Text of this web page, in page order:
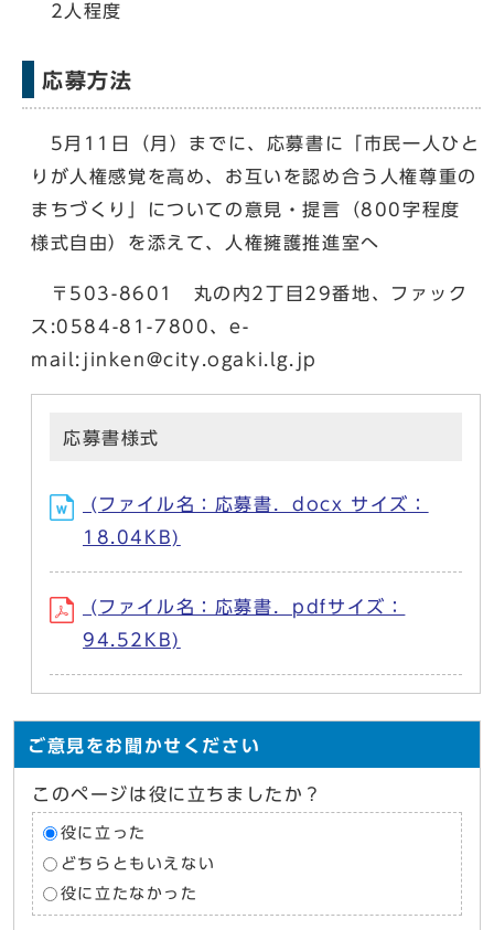
2人程度
応募方法
5月11日（月）までに、応募書に「市民一人ひと
りが人権感覚を高め、お互いを認め合う人権尊重の
まちづくり」についての意見・提言（800字程度
様式自由）を添えて、人権擁護推進室へ
〒503-8601 丸の内2丁目29番地、ファック
ス:0584-81-7800、e-
mail:jinken@city.ogaki.lg.jp
応募書様式
(ファイル名：応募書．docx サイズ：
18.04KB)
(ファイル名：応募書．pdfサイズ：
94.52KB)
ご意見をお聞かせください
このページは役に立ちましたか？
役に立った
どちらともいえない
役に立たなかった